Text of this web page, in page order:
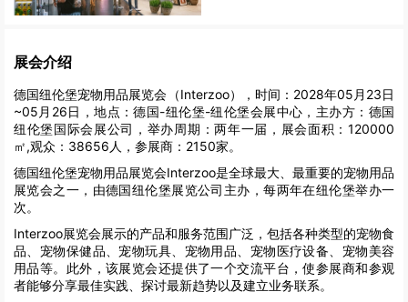
展会介绍
德国纽伦堡宠物用品展览会（Interzoo），时间：2028年05月23日
~05月26日，地点：德国-纽伦堡-纽伦堡会展中心，主办方：德国
纽伦堡国际会展公司，举办周期：两年一届，展会面积：120000
㎡,观众：38656人，参展商：2150家。
德国纽伦堡宠物用品展览会Interzoo是全球最大、最重要的宠物用品
展览会之一，由德国纽伦堡展览公司主办，每两年在纽伦堡举办一
次。
Interzoo展览会展示的产品和服务范围广泛，包括各种类型的宠物食
品、宠物保健品、宠物玩具、宠物用品、宠物医疗设备、宠物美容
用品等。此外，该展览会还提供了一个交流平台，使参展商和参观
者能够分享最佳实践、探讨最新趋势以及建立业务联系。